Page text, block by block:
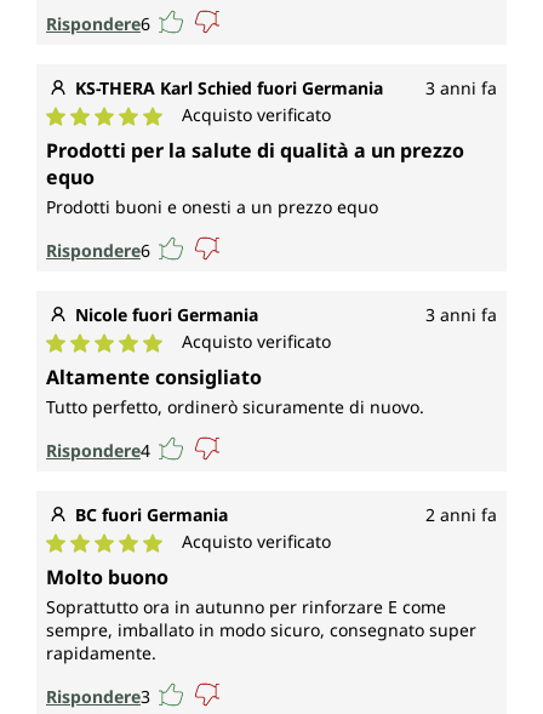
Rispondere6
KS-THERA Karl Schied fuori Germania 3 anni fa
Valutazione media di 5 su 5 stelle
Acquisto verificato
Prodotti per la salute di qualità a un prezzo
equo
Prodotti buoni e onesti a un prezzo equo
Rispondere6
Nicole fuori Germania 3 anni fa
Valutazione media di 5 su 5 stelle
Acquisto verificato
Altamente consigliato
Tutto perfetto, ordinerò sicuramente di nuovo.
Rispondere4
BC fuori Germania 2 anni fa
Valutazione media di 5 su 5 stelle
Acquisto verificato
Molto buono
Soprattutto ora in autunno per rinforzare E come
sempre, imballato in modo sicuro, consegnato super
rapidamente.
Rispondere3